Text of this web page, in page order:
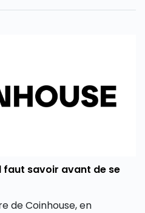
faut savoir avant de se
de Coinhouse, en